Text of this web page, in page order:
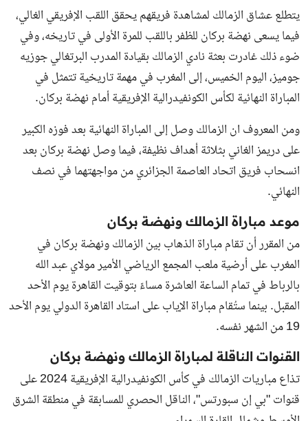
يتطلع عشاق الزمالك لمشاهدة فريقهم يحقق اللقب الإفريقي الغالي،
فيما يسعى نهضة بركان للظفر باللقب للمرة الأولى في تاريخه، وفي
ضوء ذلك غادرت بعثة نادي الزمالك بقيادة المدرب البرتغالي جوزيه
جوميز، اليوم الخميس، إلى المغرب في مهمة تاريخية تتمثل في
المباراة النهائية لكأس الكونفيدرالية الإفريقية أمام نهضة بركان.
ومن المعروف ان الزمالك وصل إلى المباراة النهائية بعد فوزه الكبير
على دريمز الغاني بثلاثة أهداف نظيفة، فيما وصل نهضة بركان بعد
انسحاب فريق اتحاد العاصمة الجزائري من مواجهتهما في نصف
النهائي.
موعد مباراة الزمالك ونهضة بركان
من المقرر أن تقام مباراة الذهاب بين الزمالك ونهضة بركان في
المغربعلى أرضية ملعب المجمع الرياضي الأمير مولاي عبد الله
بالرباط في تمام الساعة العاشرة مساءً بتوقيت القاهرة يوم الأحد
المقبل. بينما ستُقام مباراة الإياب على استاد القاهرة الدولي يوم الأحد
19 من الشهر نفسه.
القنوات الناقلة لمباراة الزمالك ونهضة بركان
تذاع مباريات الزمالك في كأس الكونفيدرالية الإفريقية 2024 على
قنوات "بي إن سبورتس"، الناقل الحصري للمسابقة في منطقة الشرق